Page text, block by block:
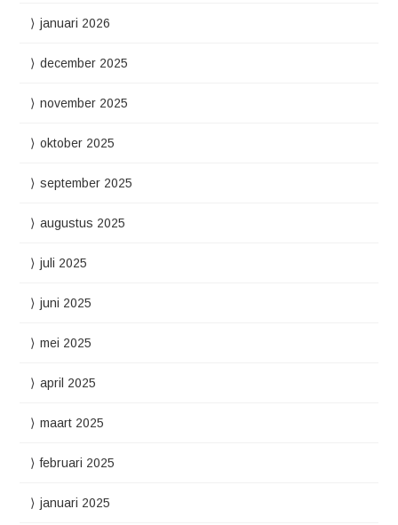
januari 2026
december 2025
november 2025
oktober 2025
september 2025
augustus 2025
juli 2025
juni 2025
mei 2025
april 2025
maart 2025
februari 2025
januari 2025